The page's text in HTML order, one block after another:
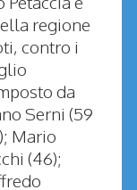
regione
contro i
da
Serni (59
Mario
(46);